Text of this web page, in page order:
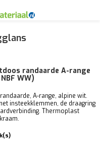
randaarde A-range
WW)
A-range, alpine wit.
insteekklemmen, de draagring
Thermoplast